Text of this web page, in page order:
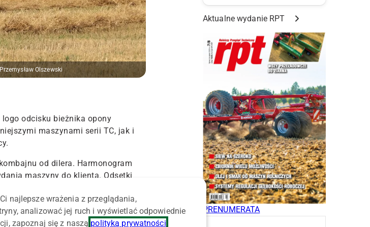
Olszewski
odcisku bieżnika opony
maszynami serii TC, jak i
od dilera. Harmonogram
maszyny do klienta. Odsetki
rolników, niezależnie od
z rozpatrzeniem wniosku i
Aktualne wydanie RPT
PRENUMERATA
najlepsze wrażenia z przeglądania,
analizować jej ruch i wyświetlać odpowiednie
zapoznaj się z naszą polityką prywatności